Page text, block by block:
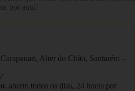
por aqui!
Alter do Chão, Santarém –
: aberto todos os dias, 24 horas por